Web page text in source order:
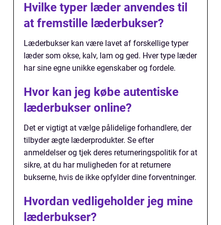
Hvilke typer læder anvendes til
at fremstille læderbukser?
Læderbukser kan være lavet af forskellige typer
læder som okse, kalv, lam og ged. Hver type læder
har sine egne unikke egenskaber og fordele.
Hvor kan jeg købe autentiske
læderbukser online?
Det er vigtigt at vælge pålidelige forhandlere, der
tilbyder ægte læderprodukter. Se efter
anmeldelser og tjek deres returneringspolitik for at
sikre, at du har muligheden for at returnere
bukserne, hvis de ikke opfylder dine forventninger.
Hvordan vedligeholder jeg mine
læderbukser?